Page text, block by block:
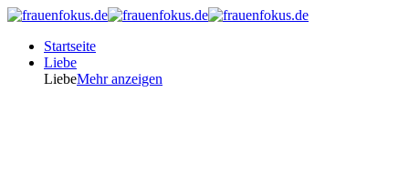
Startseite
Liebe
LiebeMehr anzeigen